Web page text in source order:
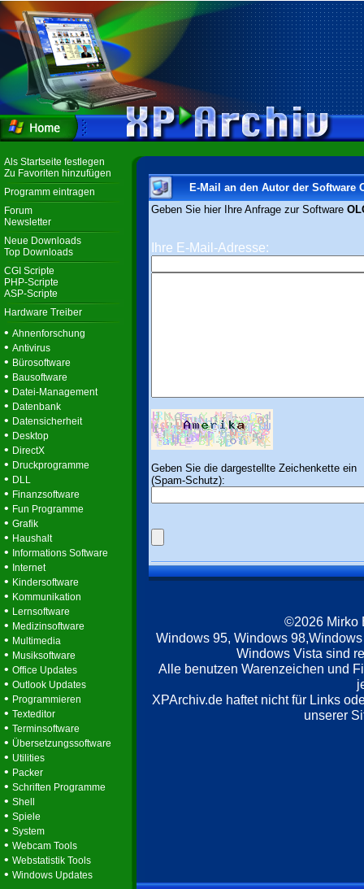
Als Startseite festlegen
Zu Favoriten hinzufügen
Programm eintragen
Forum
Newsletter
Neue Downloads
Top Downloads
CGI Scripte
PHP-Scripte
ASP-Scripte
Hardware Treiber
• Ahnenforschung
• Antivirus
• Bürosoftware
• Bausoftware
• Datei-Management
• Datenbank
• Datensicherheit
• Desktop
• DirectX
• Druckprogramme
• DLL
• Finanzsoftware
• Fun Programme
• Grafik
• Haushalt
• Informations Software
• Internet
• Kindersoftware
• Kommunikation
• Lernsoftware
• Medizinsoftware
• Multimedia
• Musiksoftware
• Office Updates
• Outlook Updates
• Programmieren
• Texteditor
• Terminsoftware
• Übersetzungssoftware
• Utilities
• Packer
• Schriften Programme
• Shell
• Spiele
• System
• Webcam Tools
• Webstatistik Tools
• Windows Updates
E-Mail an den Autor der Software
Geben Sie hier Ihre Anfrage zur Software
Ihre E-Mail-Adresse:
Geben Sie die dargestellte Zeichenkette ein
(Spam-Schutz):
©2026 Mirko
Windows 95, Windows
Windows Vista sind
Alle benutzen Warenzeichen und
XPArchiv.de haftet nicht für Links
unserer